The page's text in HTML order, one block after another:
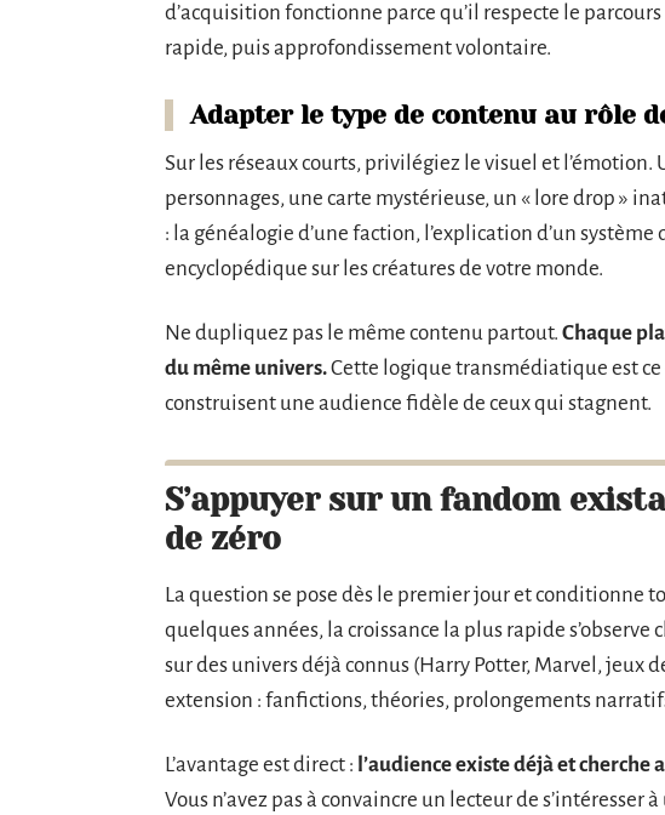
d’acquisition fonctionne parce qu’il respecte le
rapide, puis approfondissement volontaire.
Adapter le type de contenu au rôle
Sur les réseaux courts, privilégiez le visuel et
personnages, une carte mystérieuse, un « lore drop »
: la généalogie d’une faction, l’explication d’un
encyclopédique sur les créatures de votre monde.
Ne dupliquez pas le même contenu partout. Chaque
du même univers.Cette logique transmédiatique est
construisent une audience fidèle de ceux qui stagnent.
S’appuyer sur un fandom
de zéro
La question se pose dès le premier jour et conditionne
quelques années, la croissance la plus rapide
sur des univers déjà connus (Harry Potter, Marvel, jeux
extension : fanfictions, théories, prolongements
L’avantage est direct : l’audience existe déjà et cherche
Vous n’avez pas à convaincre un lecteur de s’intéresser